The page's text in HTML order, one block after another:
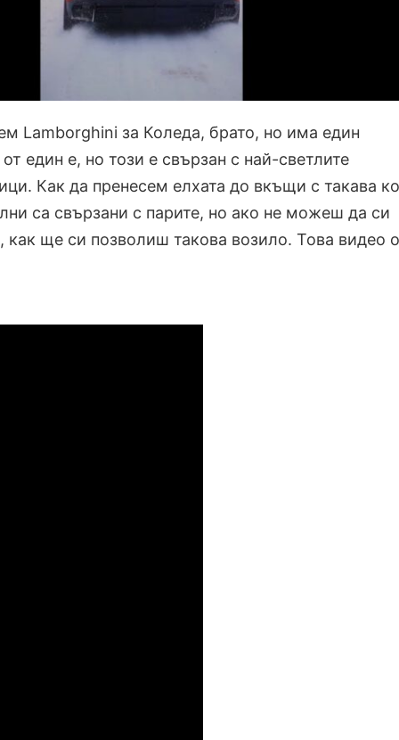
Lamborghini за Коледа, брато, но има един
един е, но този е свързан с най-светлите
Как да пренесем елхата до вкъщи с такава
са свързани с парите, но ако не можеш да си
как ще си позволиш такова возило. Това видео